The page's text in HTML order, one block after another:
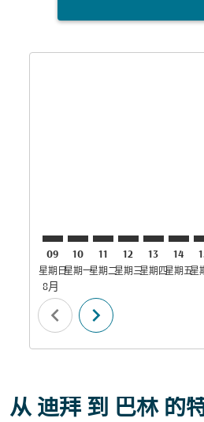
09
星期日
8月
10
星期一
11
星期二
12
星期三
13
星期四
14
星期五星
chevron_left chevron_right
从 迪拜 到 巴林 的